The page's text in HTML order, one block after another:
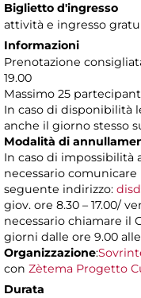
Biglietto d'ingresso
attività e ingresso
Informazioni
Prenotazione
19.00
Massimo 25
In caso di disponibilità
anche il giorno stesso
Modalità di
In caso di impossibilità
necessario
seguente indirizzo:
giov. ore 8.30 – 17.00/
necessario chiamare il
giorni dalle ore 9.00 alle
Organizzazione:
con Zètema Progetto
Durata